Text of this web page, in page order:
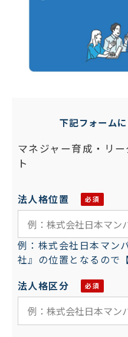
下記フォーム
マネジャー育成・リ
ト
法人格位置
例：株式会社日本マン
社』の位置となるので
法人格区分